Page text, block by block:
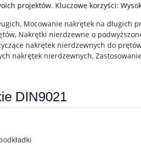
projektów. Kluczowe korzyści:
, Mocowanie nakrętek na długich
, Nakrętki nierdzewne o
nakrętek nierdzewnych do
nakrętek nierdzewnych,
DIN9021